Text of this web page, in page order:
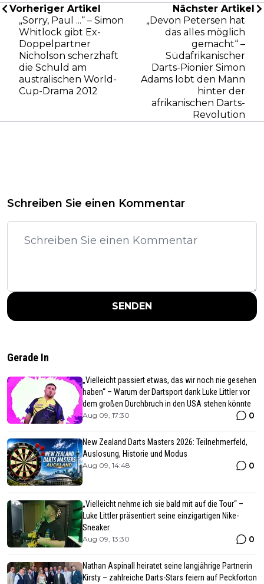
Vorheriger Artikel
„Sorry, Paul ...“ – Simon
Whitlock gibt Ex-
Doppelpartner
Nicholson scherzhaft
die Schuld am
australischen World-
Cup-Drama 2012
Nächster Artikel
„Devon Petersen hat
das alles möglich
gemacht“ –
Südafrikanischer
Darts-Pionier Simon
Adams lobt den Mann
hinter der
afrikanischen Darts-
Revolution
Schreiben Sie einen Kommentar
SENDEN
Gerade In
„Vielleicht passiert etwas, das wir noch nie gesehen
haben“ – Warum der Dartsport dank Luke Littler vor
dem großen Durchbruch in den USA stehen könnte
Aug 09, 17:30 0
New Zealand Darts Masters 2026: Teilnehmerfeld,
Auslosung, Historie und Modus
Aug 09, 14:48 0
„Vielleicht nehme ich sie bald mit auf die Tour“ –
Luke Littler präsentiert seine einzigartigen Nike-
Sneaker
Aug 09, 13:30 0
Nathan Aspinall heiratet seine langjährige Partnerin
Kirsty – zahlreiche Darts-Stars feiern auf Peckforton